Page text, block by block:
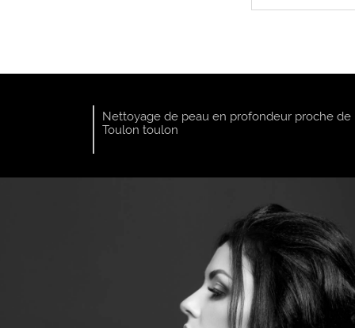
Nettoyage de peau en profondeur proche de
Toulon toulon